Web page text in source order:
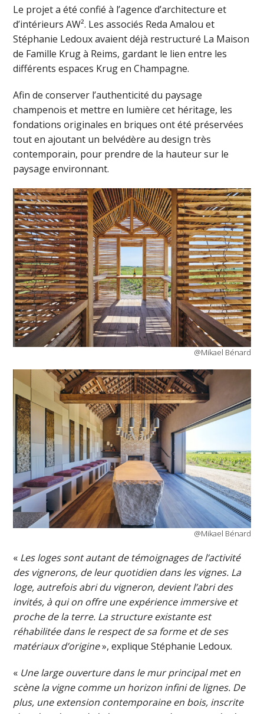
Le projet a été confié à l’agence d’architecture et
d’intérieurs AW². Les associés Reda Amalou et
Stéphanie Ledoux avaient déjà restructuré La Maison
de Famille Krug à Reims, gardant le lien entre les
différents espaces Krug en Champagne.
Afin de conserver l’authenticité du paysage
champenois et mettre en lumière cet héritage, les
fondations originales en briques ont été préservées
tout en ajoutant un belvédère au design très
contemporain, pour prendre de la hauteur sur le
paysage environnant.
@Mikael Bénard
@Mikael Bénard
« Les loges sont autant de témoignages de l’activité
des vignerons, de leur quotidien dans les vignes. La
loge, autrefois abri du vigneron, devient l’abri des
invités, à qui on offre une expérience immersive et
proche de la terre. La structure existante est
réhabilitée dans le respect de sa forme et de ses
matériaux d’origine», explique Stéphanie Ledoux.
« Une large ouverture dans le mur principal met en
scène la vigne comme un horizon infini de lignes. De
plus, une extension contemporaine en bois, inscrite